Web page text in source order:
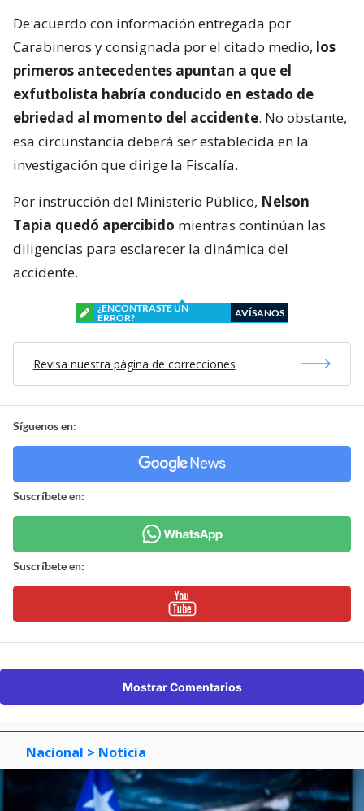
De acuerdo con información entregada por
Carabineros y consignada por el citado medio, los
primeros antecedentes apuntan a que el
exfutbolista habría conducido en estado de
ebriedad al momento del accidente. No obstante,
esa circunstancia deberá ser establecida en la
investigación que dirige la Fiscalía.
Por instrucción del Ministerio Público, Nelson
Tapia quedó apercibido mientras continúan las
diligencias para esclarecer la dinámica del
accidente.
¿ENCONTRASTE UN
ERROR?
AVÍSANOS
Revisa nuestra página de correcciones
Síguenos en:
Suscríbete en:
Suscríbete en:
Mostrar Comentarios
Nacional > Noticia